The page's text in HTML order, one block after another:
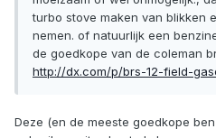
turbo stove maken van blikken
nemen. of natuurlijk een
de goedkope van de coleman
http://dx.com/p/brs-12-field-
Deze (en de meeste goedkope